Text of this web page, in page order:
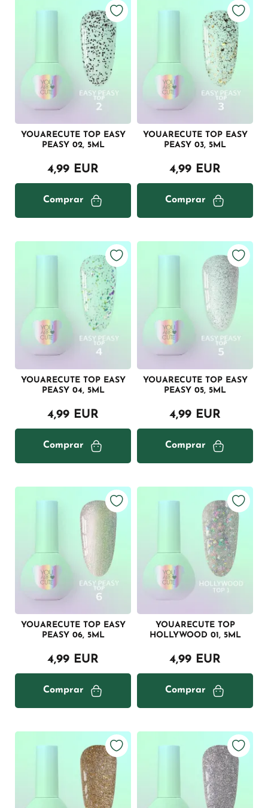
YOUARECUTE TOP EASY
PEASY 02, 5ML
4,99 EUR
Comprar
YOUARECUTE TOP EASY
PEASY 03, 5ML
4,99 EUR
Comprar
YOUARECUTE TOP EASY
PEASY 04, 5ML
4,99 EUR
Comprar
YOUARECUTE TOP EASY
PEASY 05, 5ML
4,99 EUR
Comprar
YOUARECUTE TOP EASY
PEASY 06, 5ML
4,99 EUR
Comprar
YOUARECUTE TOP
HOLLYWOOD 01, 5ML
4,99 EUR
Comprar